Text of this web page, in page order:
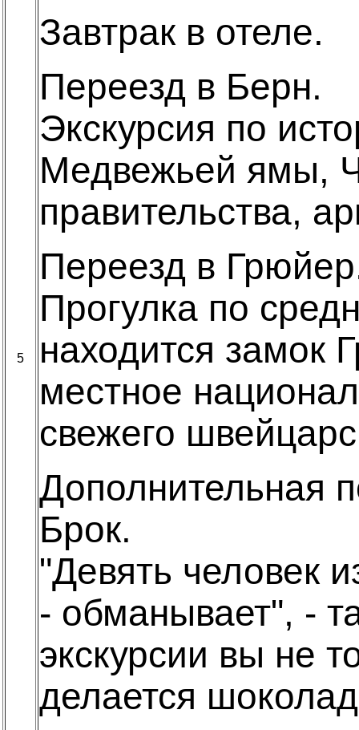
5
Завтрак в отеле.
Переезд в Берн.
Экскурсия по
Медвежьей ямы,
правительства,
Переезд в
Прогулка по
находится замок
местное
свежего
Дополнительная
Брок.
"Девять человек
- обманывает", -
экскурсии вы не
делается